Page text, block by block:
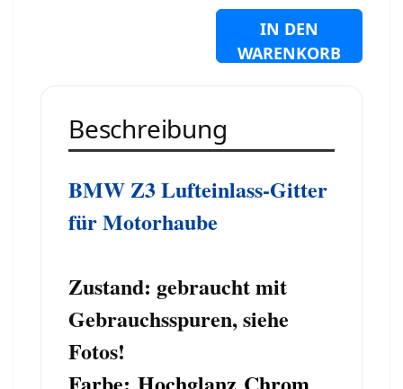
IN DEN
WARENKORB
Beschreibung
BMW Z3 Lufteinlass-Gitter
für Motorhaube
Zustand: gebraucht mit
Gebrauchsspuren, siehe
Fotos!